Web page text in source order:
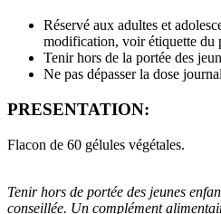
Réservé aux adultes et
modification, voir étiquette du
Tenir hors de la portée des
Ne pas dépasser la dose
PRESENTATION:
Flacon de 60 gélules végétales.
Tenir hors de portée des jeunes
conseillée. Un complément